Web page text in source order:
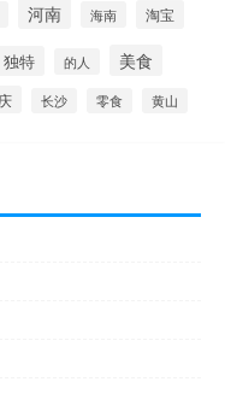
河南 海南 淘宝
独特 的人 美食
长沙 零食 黄山